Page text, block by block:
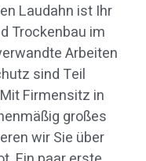
Laudahn ist Ihr
Trockenbau im
Arbeiten
sind Teil
Firmensitz in
großes
wir Sie über